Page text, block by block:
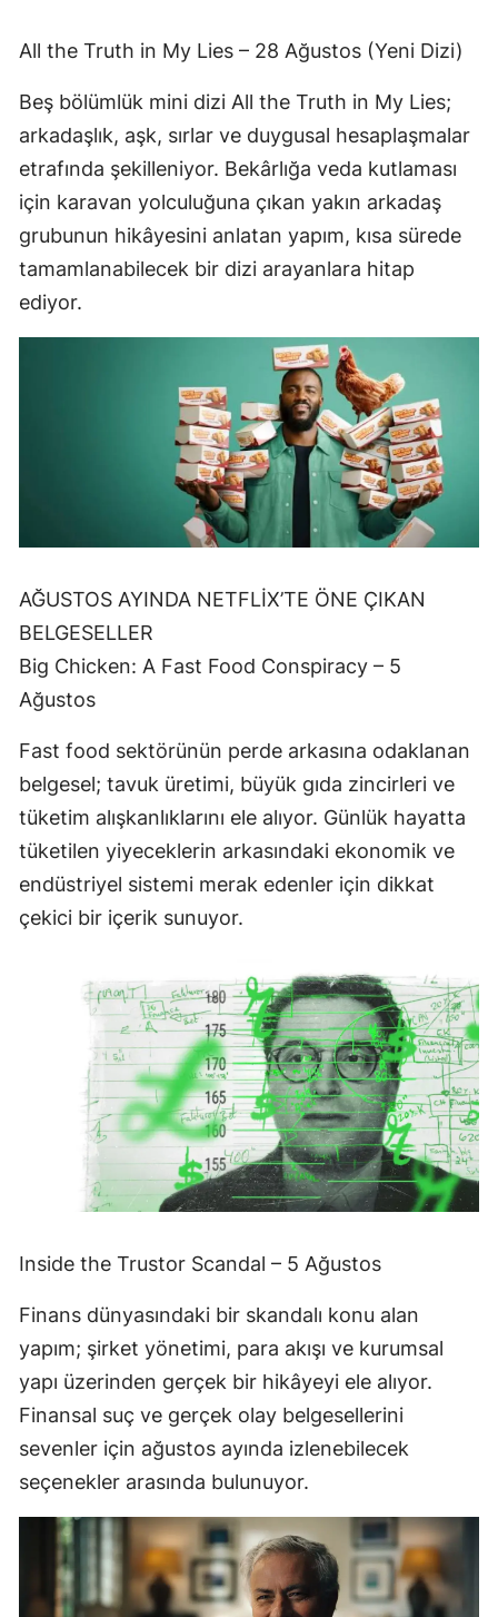
All the Truth in My Lies – 28 Ağustos (Yeni Dizi)
Beş bölümlük mini dizi All the Truth in My Lies;
arkadaşlık, aşk, sırlar ve duygusal hesaplaşmalar
etrafında şekilleniyor. Bekârlığa veda kutlaması
için karavan yolculuğuna çıkan yakın arkadaş
grubunun hikâyesini anlatan yapım, kısa sürede
tamamlanabilecek bir dizi arayanlara hitap
ediyor.
AĞUSTOS AYINDA NETFLİX’TE ÖNE ÇIKAN
BELGESELLER
Big Chicken: A Fast Food Conspiracy – 5
Ağustos
Fast food sektörünün perde arkasına odaklanan
belgesel; tavuk üretimi, büyük gıda zincirleri ve
tüketim alışkanlıklarını ele alıyor. Günlük hayatta
tüketilen yiyeceklerin arkasındaki ekonomik ve
endüstriyel sistemi merak edenler için dikkat
çekici bir içerik sunuyor.
Inside the Trustor Scandal – 5 Ağustos
Finans dünyasındaki bir skandalı konu alan
yapım; şirket yönetimi, para akışı ve kurumsal
yapı üzerinden gerçek bir hikâyeyi ele alıyor.
Finansal suç ve gerçek olay belgesellerini
sevenler için ağustos ayında izlenebilecek
seçenekler arasında bulunuyor.